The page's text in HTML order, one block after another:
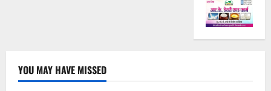
YOU MAY HAVE MISSED